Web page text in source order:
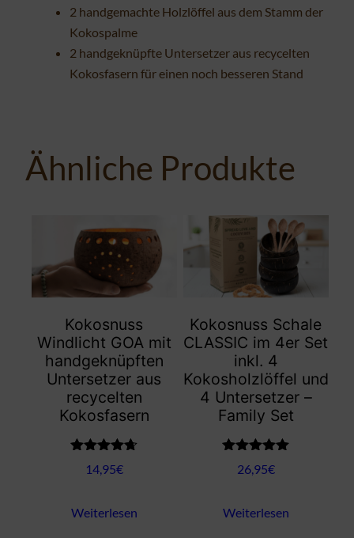
2 handgemachte Holzlöffel aus dem Stamm der
Kokospalme
2 handgeknüpfte Untersetzer aus recycelten
Kokosfasern für einen noch besseren Stand
Ähnliche Produkte
Kokosnuss
Windlicht GOA mit
handgeknüpften
Untersetzer aus
recycelten
Kokosfasern
Bewertet
mit4.67
14,95€
Weiterlesen
Kokosnuss Schale
CLASSIC im 4er Set
inkl. 4
Kokosholzlöffel und
4 Untersetzer –
Family Set
Bewertet mit
5.00von 5
26,95€
Weiterlesen